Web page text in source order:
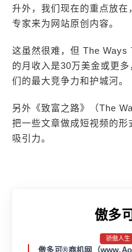
升外，我们现在的重点放
专家来为网站原创内容。
这虽然很难，但 The Ways
的月收入是30万美金或更
们的最大竞争力和护城河。
另外《致富之路》（The
把一些文章做成短视频的
吸引力。
傲多
骄傲人
傲多可®商机网（